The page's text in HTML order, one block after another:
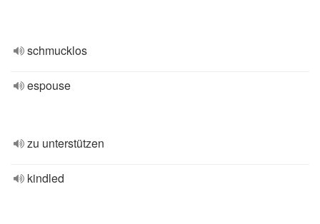
schmucklos
espouse
zu unterstützen
kindled